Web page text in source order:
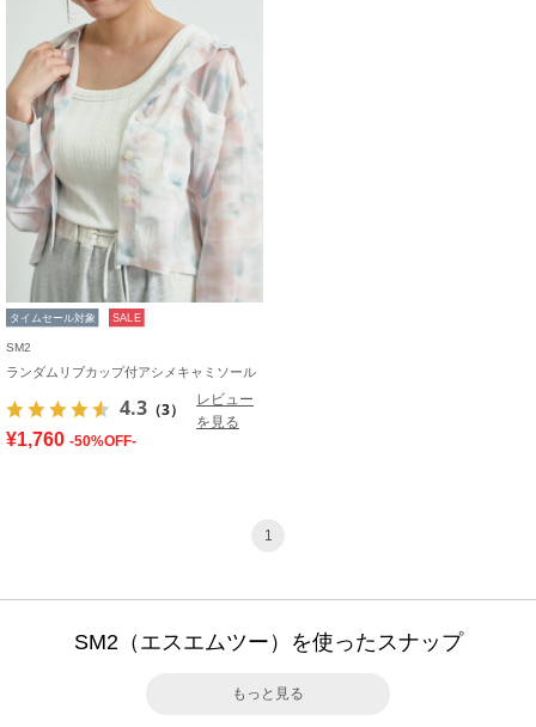
タイムセール対象 SALE
SM2
ランダムリブカップ付アシメキャミソール
4.3 （3）
レビュー
を見る
¥1,760 -50%OFF-
1
SM2（エスエムツー）を使ったスナップ
もっと見る